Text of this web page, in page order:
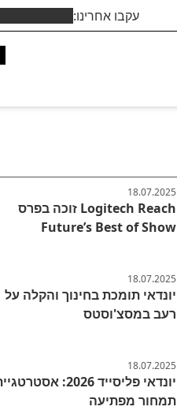
עקבו אחרינו:
18.07.2025
Logitech Reach זוכה בפרס
Future’s Best of Show
18.07.2025
יונדאי תומכת בחינוך והקלה על
רעב במסצ'וסטס
18.07.2025
יונדאי פליסייד 2026:
תמחור מפתיעה